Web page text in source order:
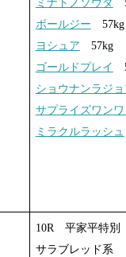
ミナトノソウタ
ボールジー 57kg
ヨシュア 57kg
ゴールドプレイ
ショウナンラジ
サプライズワン
ミラクルラッシュ
10R 平家平特別
サラブレッド系